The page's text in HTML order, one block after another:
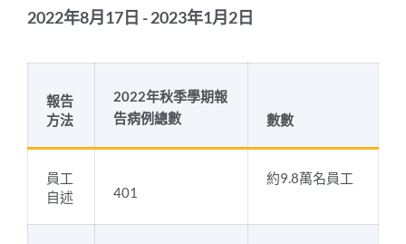
2022年8月17日 - 2023年1月2日
報告
方法
2022年秋季學期報
告病例總數
數數
員工
自述
401
約9.8萬名員工